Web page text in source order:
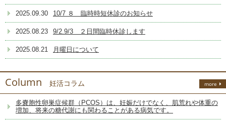
2025.09.30 10/7 ８ 臨時時短休診のお知らせ
2025.08.23 9/2.9/3 ２日間臨時休診します
2025.08.21 月曜日について
Column 妊活コラム more
多嚢胞性卵巣症候群（PCOS）は、妊娠だけでなく、肌荒れや体重の
増加、将来の糖代謝にも関わることがある病気です。